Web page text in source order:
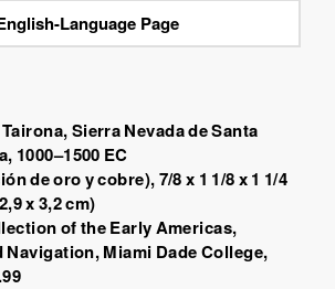
Language Page
Sierra Nevada de Santa
1000–1500 EC
de oro y cobre),7/8 x 1 1/8 x 1 1/4
x 3,2 cm)
of the Early Americas,
Miami Dade College,